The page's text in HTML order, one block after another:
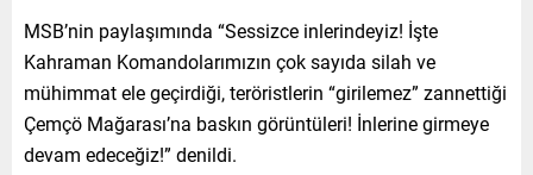
MSB’nin paylaşımında “Sessizce inlerindeyiz! İşte
Kahraman Komandolarımızın çok sayıda silah ve
mühimmat ele geçirdiği, teröristlerin “girilemez” zannettiği
Çemçö Mağarası’na baskın görüntüleri! İnlerine girmeye
devam edeceğiz!” denildi.